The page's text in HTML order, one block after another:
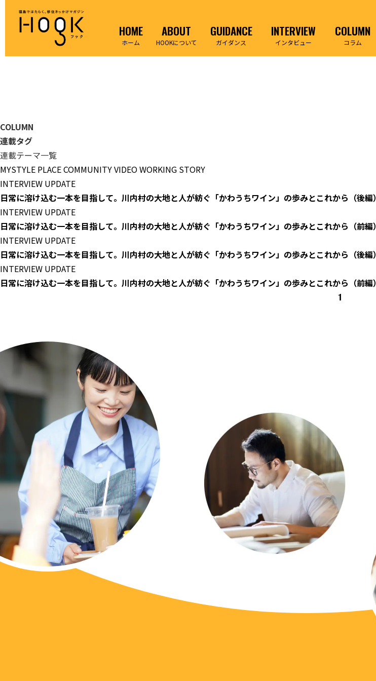
HOME
ホーム
ABOUT
HOOKについて
GUIDANCE
ガイダンス
INTERVIEW
インタビュー
COLUMN
コラム
COLUMN
連載タグ
連載テーマ一覧
MYSTYLE PLACECOMMUNITYVIDEOWORKING STORY
INTERVIEW UPDATE
日常に溶け込む一本を目指して。川内村の大地と人が紡ぐ「かわうちワイン」の歩みとこれから（後編）
INTERVIEW UPDATE
日常に溶け込む一本を目指して。川内村の大地と人が紡ぐ「かわうちワイン」の歩みとこれから（前編）
INTERVIEW UPDATE
日常に溶け込む一本を目指して。川内村の大地と人が紡ぐ「かわうちワイン」の歩みとこれから（後編）
INTERVIEW UPDATE
日常に溶け込む一本を目指して。川内村の大地と人が紡ぐ「かわうちワイン」の歩みとこれから（前編）
1